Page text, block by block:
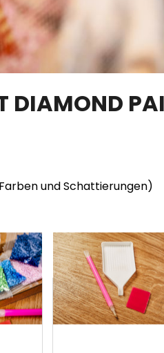
DIAMOND
und Schattierungen)